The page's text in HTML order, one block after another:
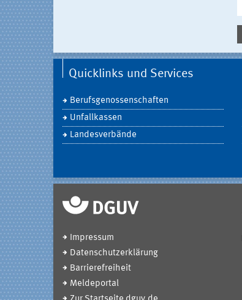
Quicklinks und Services
Berufsgenossenschaften
Unfallkassen
Landesverbände
Impressum
Datenschutzerklärung
Barrierefreiheit
Meldeportal